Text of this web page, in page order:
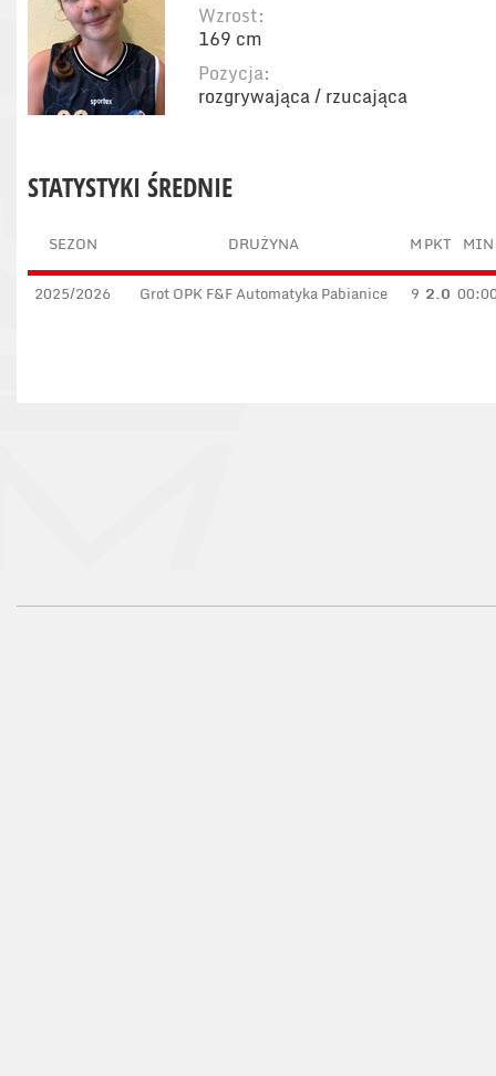
Wzrost:
169 cm
Pozycja:
rozgrywająca / rzucająca
STATYSTYKI ŚREDNIE
SEZON DRUŻYNA MPKT MIN
2025/2026 Grot OPK F&F Automatyka Pabianice 9 2.0